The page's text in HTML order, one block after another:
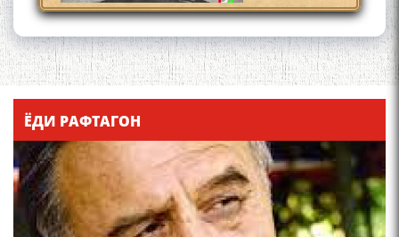
Қадамҷо - Лоҳутӣ
ЁДИ РАФТАГОН